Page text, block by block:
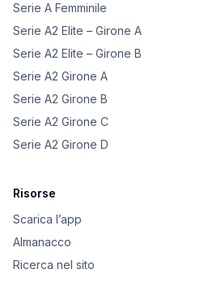
Serie A Femminile
Serie A2 Elite – Girone A
Serie A2 Elite – Girone B
Serie A2 Girone A
Serie A2 Girone B
Serie A2 Girone C
Serie A2 Girone D
Risorse
Scarica l’app
Almanacco
Ricerca nel sito